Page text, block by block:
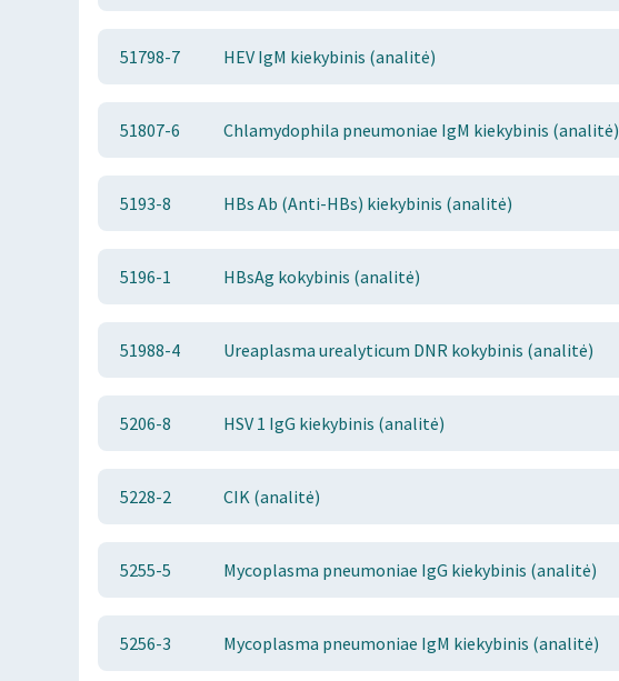
51798-7 HEV IgM kiekybinis (analitė)
51807-6 Chlamydophila pneumoniae IgM kiekybinis (analitė)
5193-8 HBs Ab (Anti-HBs) kiekybinis (analitė)
5196-1 HBsAg kokybinis (analitė)
51988-4 Ureaplasma urealyticum DNR kokybinis (analitė)
5206-8 HSV 1 IgG kiekybinis (analitė)
5228-2 CIK (analitė)
5255-5 Mycoplasma pneumoniae IgG kiekybinis (analitė)
5256-3 Mycoplasma pneumoniae IgM kiekybinis (analitė)